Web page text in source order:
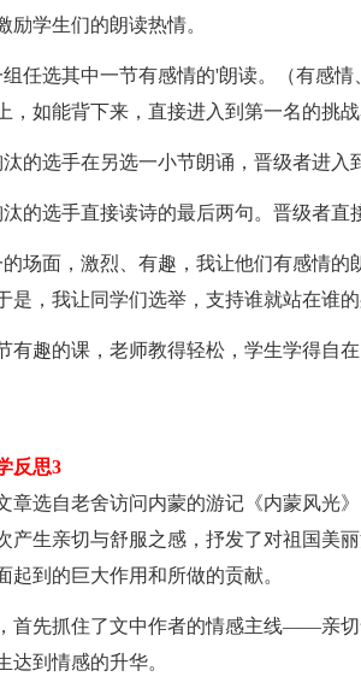
励学生们的朗读热情。
选其中一节有感情的'朗读。（有感情
，如能背下来，直接进入到第一名的挑战
选手在另选一小节朗诵，晋级者进入
选手直接读诗的最后两句。晋级者直
面，激烈、有趣，我让他们有感情的
是，我让同学们选举，支持谁就站在谁的
趣的课，老师教得轻松，学生学得自在
反思3
选自老舍访问内蒙的游记《内蒙风光》
产生亲切与舒服之感，抒发了对祖国美
起到的巨大作用和所做的贡献。
先抓住了文中作者的情感主线——亲切
达到情感的升华。